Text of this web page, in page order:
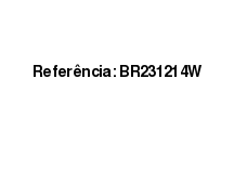
Referência: BR231214W